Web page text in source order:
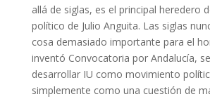
allá de siglas, es el principal heredero
político de Julio Anguita. Las siglas
cosa demasiado importante para el
inventó Convocatoria por Andalucía,
desarrollar IU como movimiento
simplemente como una cuestión de